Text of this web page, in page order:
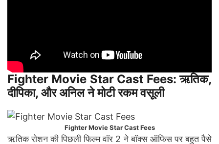
Fighter Movie Star Cast Fees: ऋतिक,
दीपिका, और अनिल ने मोटी रकम वसूली
Fighter Movie Star Cast Fees
ऋतिक रोशन की पिछली फिल्म वॉर 2 ने बॉक्स ऑफिस पर बहुत पैसे